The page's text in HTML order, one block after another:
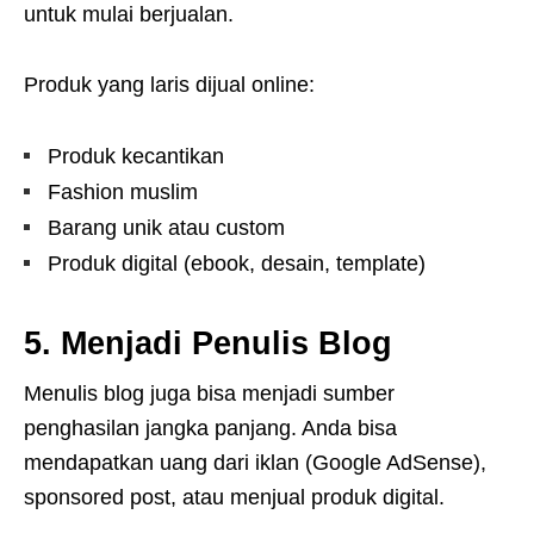
untuk mulai berjualan.
Produk yang laris dijual online:
Produk kecantikan
Fashion muslim
Barang unik atau custom
Produk digital (ebook, desain, template)
5. Menjadi Penulis Blog
Menulis blog juga bisa menjadi sumber
penghasilan jangka panjang. Anda bisa
mendapatkan uang dari iklan (Google AdSense),
sponsored post, atau menjual produk digital.